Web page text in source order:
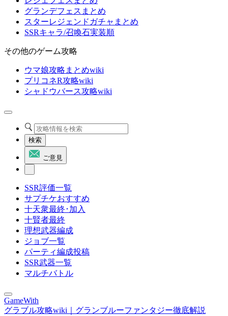
グランデフェスまとめ
スターレジェンドガチャまとめ
SSRキャラ/召喚石実装順
その他のゲーム攻略
ウマ娘攻略まとめwiki
プリコネR攻略wiki
シャドウバース攻略wiki
検索
ご意見
SSR評価一覧
サプチケおすすめ
十天衆最終･加入
十賢者最終
理想武器編成
ジョブ一覧
パーティ編成投稿
SSR武器一覧
マルチバトル
GameWith
グラブル攻略wiki｜グランブルーファンタジー徹底解説